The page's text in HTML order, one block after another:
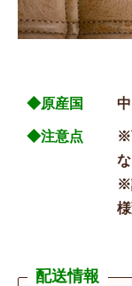
◆原産国
◆注意点
※
※
配送情報